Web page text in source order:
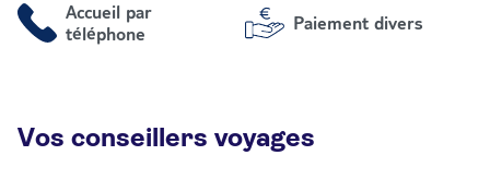
Accueil par
téléphone
Paiement divers
Vos conseillers voyages